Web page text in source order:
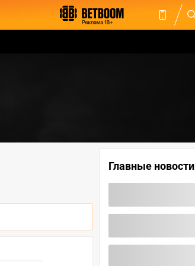
Главные новости